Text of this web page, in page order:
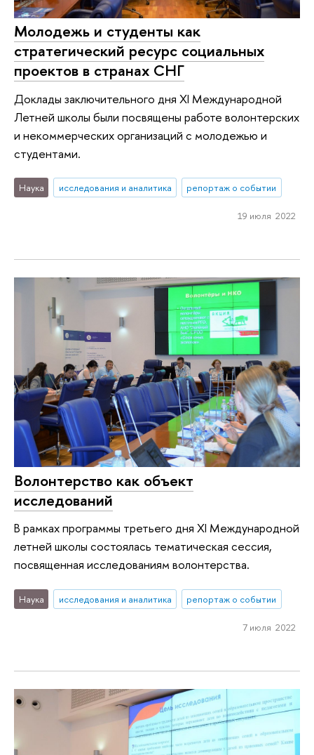
Молодежь и студенты как
стратегический ресурс социальных
проектов в странах СНГ
Доклады заключительного дня XI Международной
Летней школы были посвящены работе волонтерских
и некоммерческих организаций с молодежью и
студентами.
Наука исследования и аналитика репортаж о событии
19 июля 2022
Волонтерство как объект
исследований
В рамках программы третьего дня XI Международной
летней школы состоялась тематическая сессия,
посвященная исследованиям волонтерства.
Наука исследования и аналитика репортаж о событии
7 июля 2022